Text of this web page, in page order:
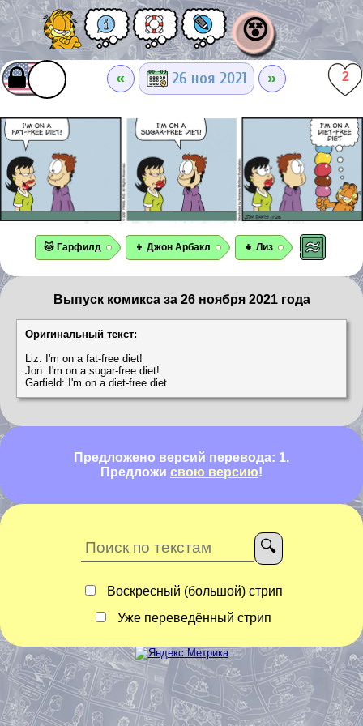
😵
« 26 ноя 2021 » 2
🐱 Гарфилд 👦 Джон Арбакл 👧 Лиз
Выпуск комикса за 26 ноября 2021 года
Оригинальный текст:
Liz: I'm on a fat-free diet!
Jon: I'm on a sugar-free diet!
Garfield: I'm on a diet-free diet
Предложено версий перевода: 1.
Предложи свою версию!
Воскресный (большой) стрип
Уже переведённый стрип